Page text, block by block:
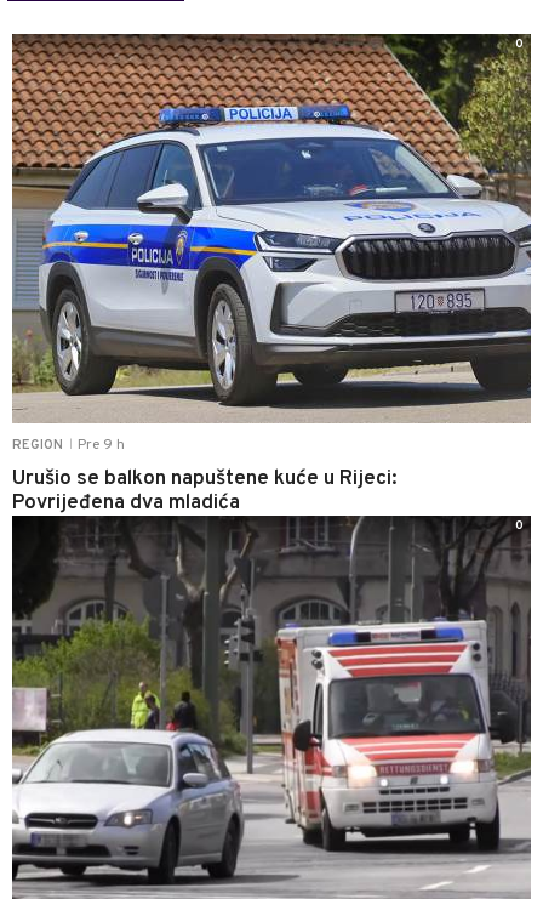
REGION Pre 9 h
Urušio se balkon napuštene kuće u Rijeci:
Povrijeđena dva mladića
0
0